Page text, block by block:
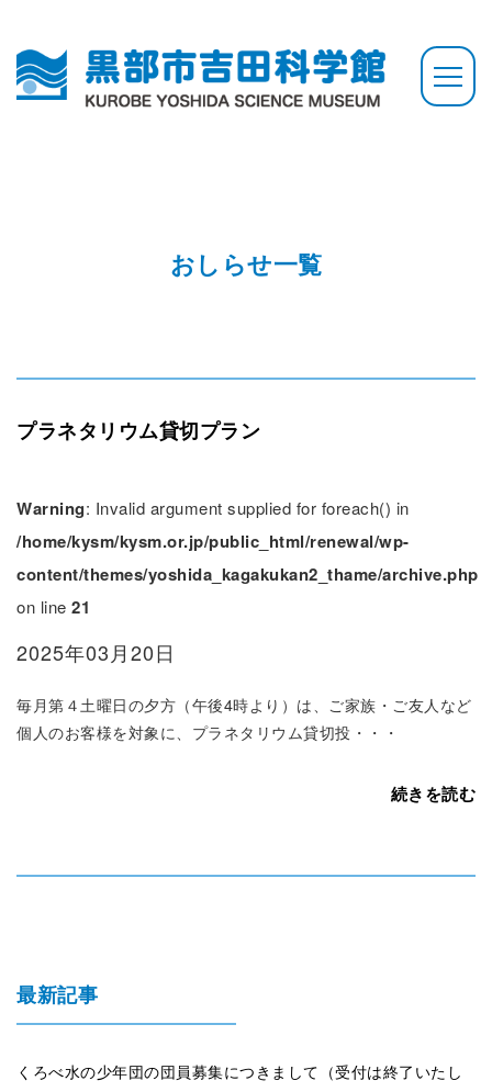
おしらせ一覧
プラネタリウム貸切プラン
Warning: Invalid argument supplied for foreach() in
/home/kysm/kysm.or.jp/public_html/renewal/wp-
content/themes/yoshida_kagakukan2_thame/archive.php
on line 21
2025年03月20日
毎月第４土曜日の夕方（午後4時より）は、ご家族・ご友人など
個人のお客様を対象に、プラネタリウム貸切投・・・
続きを読む
最新記事
くろべ水の少年団の団員募集につきまして（受付は終了いたし